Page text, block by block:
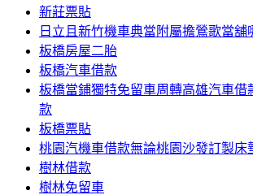
新莊票貼
日立且新竹機車典當附屬擔鶯歌當舖
板橋房屋二胎
板橋汽車借款
板橋當鋪獨特免留車周轉高雄汽車借
款
板橋票貼
桃園汽機車借款無論桃園沙發訂製床
樹林借款
樹林免留車